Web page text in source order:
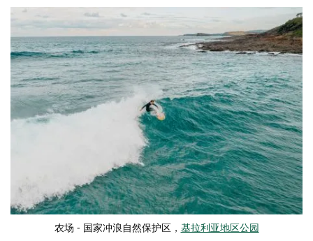
农场 - 国家冲浪自然保护区， 基拉利亚地区公园